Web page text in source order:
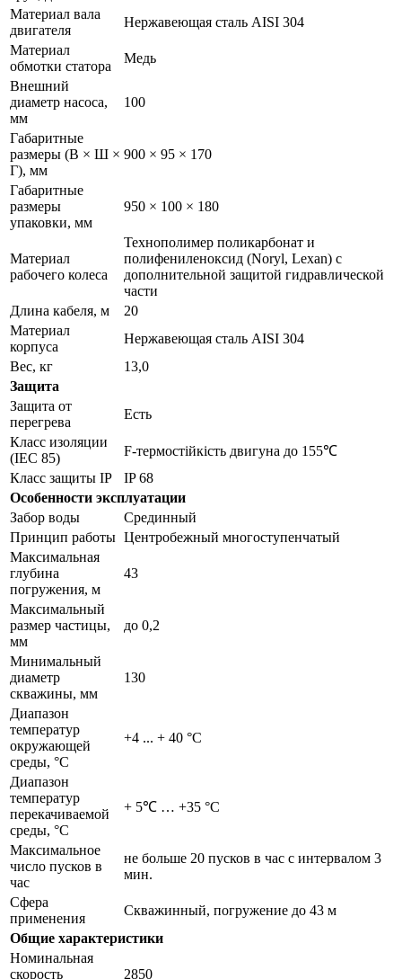
Материал вала
двигателя
Нержавеющая сталь AISI 304
Материал
обмотки статора
Медь
Внешний
диаметр насоса,
мм
100
Габаритные
размеры (В × Ш ×
Г), мм
900 × 95 × 170
Габаритные
размеры
упаковки, мм
950 × 100 × 180
Материал
рабочего колеса
Технополимер поликарбонат и
полифениленоксид (Noryl, Lexan) с
дополнительной защитой гидравлической
части
Длина кабеля, м
20
Материал
корпуса
Нержавеющая сталь AISI 304
Вес, кг
13,0
Защита
Защита от
перегрева
Есть
Класс изоляции
(IEC 85)
F-термостійкість двигуна до 155℃
Класс защиты IP
IP 68
Особенности эксплуатации
Забор воды
Срединный
Принцип работы Центробежный многоступенчатый
Максимальная
глубина
погружения, м
43
Максимальный
размер частицы,
мм
до 0,2
Минимальный
диаметр
скважины, мм
130
Диапазон
температур
окружающей
среды, °С
+4 ... + 40 °C
Диапазон
температур
перекачиваемой
среды, °С
+ 5℃ … +35 °С
Максимальное
число пусков в
час
не больше 20 пусков в час с интервалом 3
мин.
Сфера
применения
Скважинный, погружение до 43 м
Общие характеристики
Номинальная
скорость
2850